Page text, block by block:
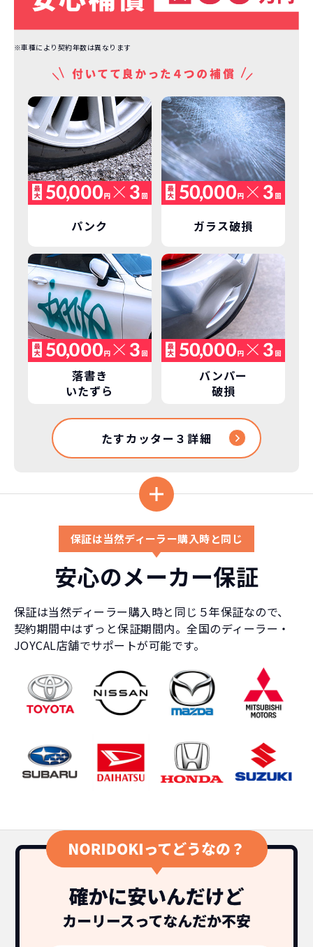
※車種により契約年数は異なります
パンク ガラス破損
落書き
いたずら
バンパー
破損
たすカッター３詳細
保証は当然ディーラー購入時と同じ
安心のメーカー保証
保証は当然ディーラー購入時と同じ５年保証なので、
契約期間中はずっと保証期間内。全国のディーラー・
JOYCAL店舗でサポートが可能です。